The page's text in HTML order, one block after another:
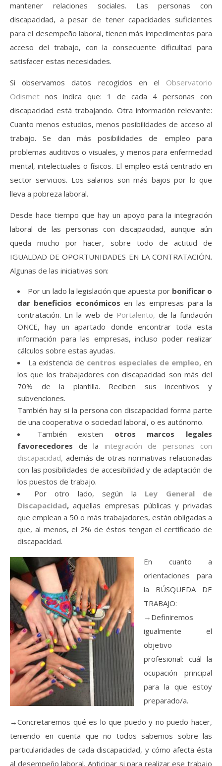
mantener relaciones sociales. Las personas con
discapacidad, a pesar de tener capacidades suficientes
para el desempeño laboral, tienen más impedimentos para
acceso del trabajo, con la consecuente dificultad para
satisfacer estas necesidades.
Si observamos datos recogidos en el Observatorio
Odismet nos indica que: 1 de cada 4 personas con
discapacidad está trabajando. Otra información relevante:
Cuanto menos estudios, menos posibilidades de acceso al
trabajo. Se dan más posibilidades de empleo para
problemas auditivos o visuales, y menos para enfermedad
mental, intelectuales o físicos. El empleo está centrado en
sector servicios. Los salarios son más bajos por lo que
lleva a pobreza laboral.
Desde hace tiempo que hay un apoyo para la integración
laboral de las personas con discapacidad, aunque aún
queda mucho por hacer, sobre todo de actitud de
IGUALDAD DE OPORTUNIDADES EN LA CONTRATACIÓN.
Algunas de las iniciativas son:
Por un lado la legislación que apuesta por bonificar o
dar beneficios económicos en las empresas para la
contratación. En la web de Portalento, de la fundación
ONCE, hay un apartado donde encontrar toda esta
información para las empresas, incluso poder realizar
cálculos sobre estas ayudas.
La existencia de centros especiales de empleo, en
los que los trabajadores con discapacidad son más del
70% de la plantilla. Reciben sus incentivos y
subvenciones.
También hay si la persona con discapacidad forma parte
de una cooperativa o sociedad laboral, o es autónomo.
También existen otros marcos legales
favorecedores de la integración de personas con
discapacidad, además de otras normativas relacionadas
con las posibilidades de accesibilidad y de adaptación de
los puestos de trabajo.
Por otro lado, según la Ley General de
Discapacidad, aquellas empresas públicas y privadas
que emplean a 50 o más trabajadores, están obligadas a
que, al menos, el 2% de éstos tengan el certificado de
discapacidad.
En cuanto a
orientaciones para
la BÚSQUEDA DE
TRABAJO:
→Definiremos
igualmente el
objetivo
profesional: cuál la
ocupación principal
para la que estoy
preparado/a.
→Concretaremos qué es lo que puedo y no puedo hacer,
teniendo en cuenta que no todos sabemos sobre las
particularidades de cada discapacidad, y cómo afecta ésta
al desempeño laboral. Anticipar si para realizar ese trabajo